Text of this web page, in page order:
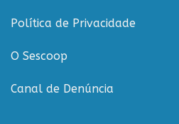
Política de Privacidade
O Sescoop
Canal de Denúncia